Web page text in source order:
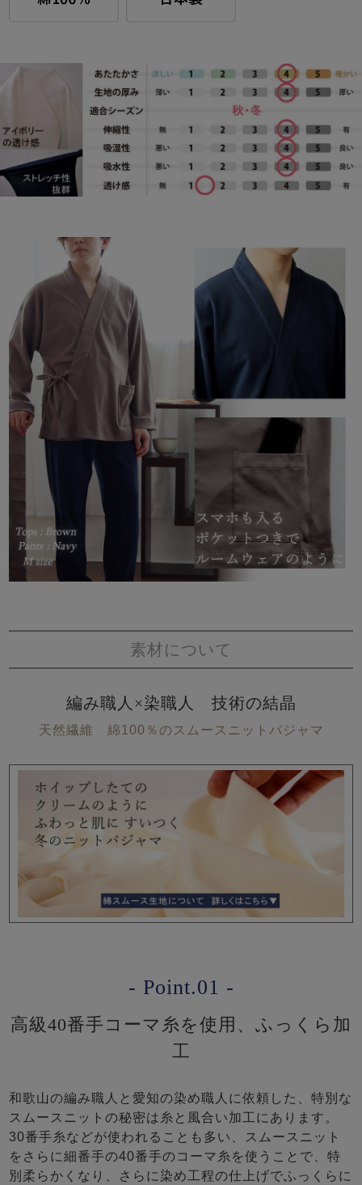
素材について
編み職人×染職人 技術の結晶
天然繊維 綿100％のスムースニットパジャマ
- Point.01 -
高級40番手コーマ糸を使用、ふっくら加
工
和歌山の編み職人と愛知の染め職人に依頼した、特別な
スムースニットの秘密は糸と風合い加工にあります。
30番手糸などが使われることも多い、スムースニット
をさらに細番手の40番手のコーマ糸を使うことで、特
別柔らかくなり、さらに染め工程の仕上げでふっくらに